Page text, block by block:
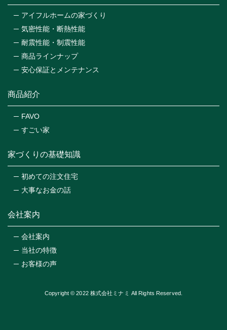
家づくりの基礎知識
初めての注文住宅
大事なお金の話
会社案内
会社案内
当社の特徴
お客様の声
アイフルホームの家づくり
気密性能・断熱性能
耐震性能・制震性能
商品ラインナップ
安心保証とメンテナンス
商品紹介
FAVO
すごい家
Copyright © 2022 株式会社ミナミ All Rights Reserved.